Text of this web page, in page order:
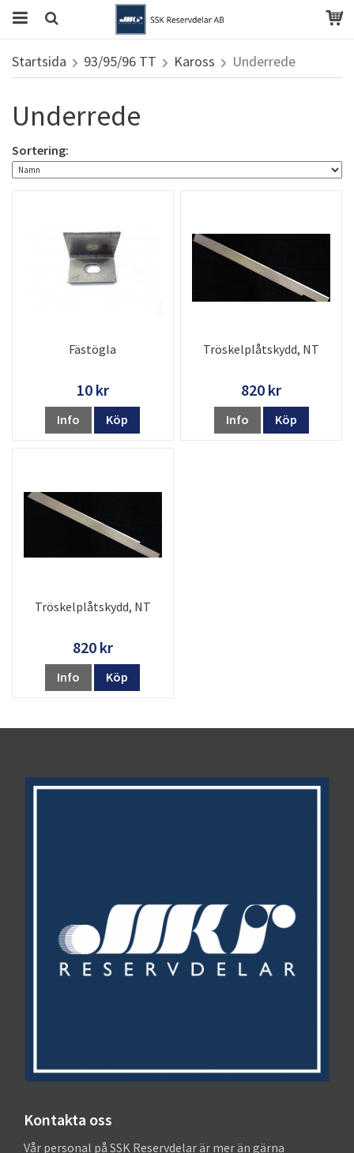
Startsida 93/95/96 TT Kaross Underrede
Underrede
Sortering:
Fästögla
10 kr
Info Köp
Tröskelplåtskydd, NT
820 kr
Info Köp
Tröskelplåtskydd, NT
820 kr
Info Köp
Kontakta oss
Vår personal på SSK Reservdelar är mer än gärna